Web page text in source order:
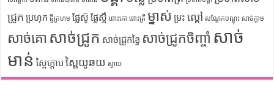
ជ្រូក ប្រហុក ផ្ទីក្រហម ផ្លែស៊ូ ផ្លែស្ពឺ ពោះគោ ពោះត្រី ម្នាស់ ម្រះ ល្ពៅ សណ្តែកបណ្តុះ សាច់ក្តាម
សាច់គោ សាច់ជ្រូក សាច់ជ្រូកខ្វៃ សាច់ជ្រូកចិញ្ចាំ សាច់
មាន់ ស្ពៃក្តោប ស្ពៃយូឆយ ស្វាយ